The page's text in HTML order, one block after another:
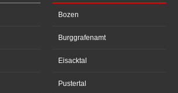
Bozen
Burggrafenamt
Eisacktal
Pustertal